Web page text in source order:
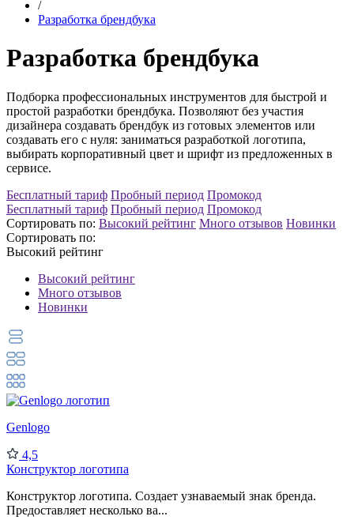
/
Разработка брендбука
Разработка брендбука
Подборка профессиональных инструментов для быстрой и
простой разработки брендбука. Позволяют без участия
дизайнера создавать брендбук из готовых элементов или
создавать его с нуля: заниматься разработкой логотипа,
выбирать корпоративный цвет и шрифт из предложенных в
сервисе.
Бесплатный тариф Пробный период Промокод
Бесплатный тариф Пробный период Промокод
Сортировать по: Высокий рейтинг Много отзывов Новинки
Сортировать по:
Высокий рейтинг
Высокий рейтинг
Много отзывов
Новинки
Genlogo
4,5
Конструктор логотипа
Конструктор логотипа. Создает узнаваемый знак бренда.
Предоставляет несколько ва...